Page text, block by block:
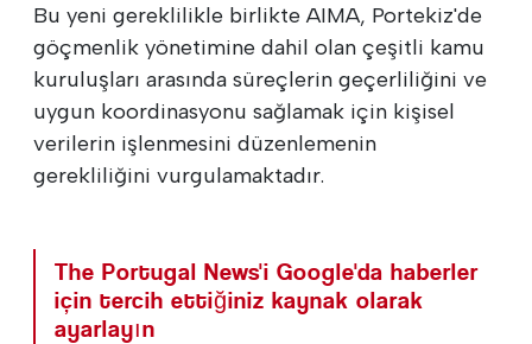
Bu yeni gereklilikle birlikte AIMA, Portekiz'de
göçmenlik yönetimine dahil olan çeşitli kamu
kuruluşları arasında süreçlerin geçerliliğini ve
uygun koordinasyonu sağlamak için kişisel
verilerin işlenmesini düzenlemenin
gerekliliğini vurgulamaktadır.
The Portugal News'i Google'da haberler
için tercih ettiğiniz kaynak olarak
ayarlayın